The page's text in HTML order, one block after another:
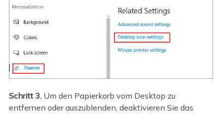
Schritt 3. Um den Papierkorb vom Desktop zu
entfernen oder auszublenden, deaktivieren Sie das